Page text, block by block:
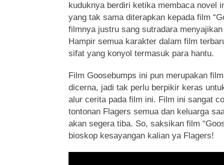
kuduknya berdiri ketika membaca novel
yang tak sama diterapkan kepada film
filmnya justru sang sutradara
Hampir semua karakter dalam film
sifat yang konyol termasuk para hantu.
Film Goosebumps ini pun merupakan
dicerna, jadi tak perlu berpikir keras
alur cerita pada film ini. Film ini sangat
tontonan Flagers semua dan keluarga
akan segera tiba. So, saksikan film
bioskop kesayangan kalian ya Flagers!